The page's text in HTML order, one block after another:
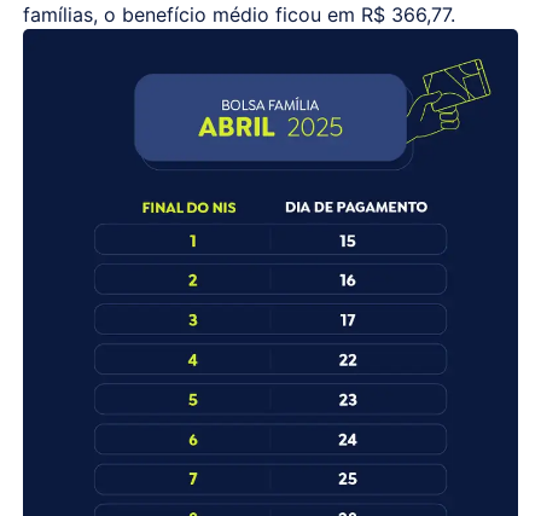
famílias, o benefício médio ficou em R$ 366,77.